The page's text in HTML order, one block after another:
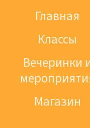
Главная
Классы
Вечеринки
Магазин